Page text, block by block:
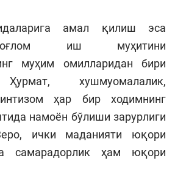
амал қилиш эса
иш муҳитини
муҳим омилларидан бири
Ҳурмат, хушмуомалалик,
ҳар бир ходимнинг
намоён бўлиши зарурлиги
ички маданияти юқори
самарадорлик ҳам юқори